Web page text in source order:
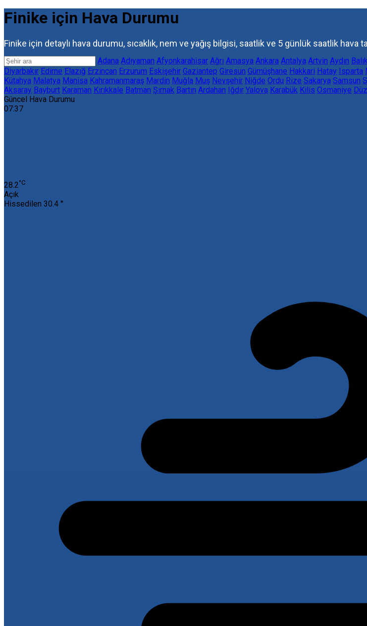
Finike için Hava Durumu
Finike için detaylı hava durumu, sıcaklık, nem ve yağış bilgisi, saatlik ve 5 günlük saatlik hava
Adana Adıyaman Afyonkarahisar Ağrı Amasya Ankara Antalya Artvin Aydın
Diyarbakır Edirne Elazığ Erzincan Erzurum Eskişehir Gaziantep Giresun Gümüşhane Hakkari Hatay Isparta
Kütahya Malatya Manisa Kahramanmaraş Mardin Muğla Muş Nevşehir Niğde Ordu Rize Sakarya Samsun
Aksaray Bayburt Karaman Kırıkkale Batman Şırnak Bartın Ardahan Iğdır Yalova Karabük Kilis Osmaniye
Güncel Hava Durumu
07:37
28.2‎°C
Açık
Hissedilen 30.4 °